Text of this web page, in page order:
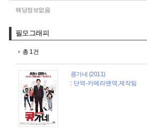
해당정보없음
필모그래피
총 1건
콩가네 (2011)
: 단역-카메라맨역,제작팀